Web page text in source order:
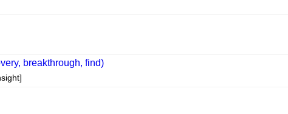
breakthrough, find)